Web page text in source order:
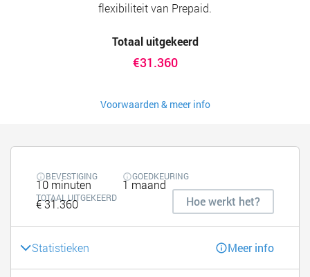
flexibiliteit van Prepaid.
Totaal uitgekeerd
€31.360
Voorwaarden & meer info
BEVESTIGING
10 minuten
GOEDKEURING
1 maand
TOTAAL UITGEKEERD
€ 31.360 Hoe werkt het?
Statistieken Meer info